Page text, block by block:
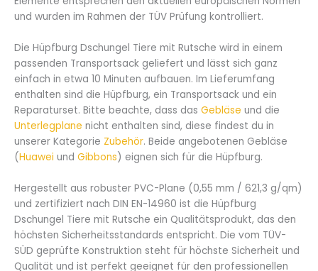
und wurden im Rahmen der TÜV Prüfung kontrolliert.
Die Hüpfburg Dschungel Tiere mit Rutsche wird in einem
passenden Transportsack geliefert und lässt sich ganz
einfach in etwa 10 Minuten aufbauen. Im Lieferumfang
enthalten sind die Hüpfburg, ein Transportsack und ein
Reparaturset. Bitte beachte, dass das Gebläse und die
Unterlegplane nicht enthalten sind, diese findest du in
unserer Kategorie Zubehör. Beide angebotenen Gebläse
(Huawei und Gibbons) eignen sich für die Hüpfburg.
Hergestellt aus robuster PVC-Plane (0,55 mm / 621,3 g/qm)
und zertifiziert nach DIN EN-14960 ist die Hüpfburg
Dschungel Tiere mit Rutsche ein Qualitätsprodukt, das den
höchsten Sicherheitsstandards entspricht. Die vom TÜV-
SÜD geprüfte Konstruktion steht für höchste Sicherheit und
Qualität und ist perfekt geeignet für den professionellen